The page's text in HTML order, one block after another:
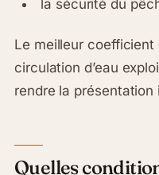
la sécurité du
Le meilleur
circulation d’eau
rendre la présentation
Quelles